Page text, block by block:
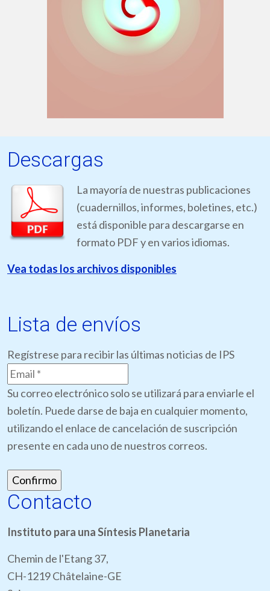
Descargas
La mayoría de nuestras publicaciones
(cuadernillos, informes, boletines, etc.)
está disponible para descargarse en
formato PDF y en varios idiomas.
Vea todas los archivos disponibles
Lista de envíos
Regístrese para recibir las últimas noticias de IPS
Su correo electrónico solo se utilizará para enviarle el
boletín. Puede darse de baja en cualquier momento,
utilizando el enlace de cancelación de suscripción
presente en cada uno de nuestros correos.
Contacto
Instituto para una Síntesis Planetaria
Chemin de l'Etang 37,
CH-1219 Châtelaine-GE